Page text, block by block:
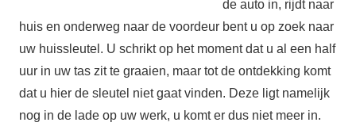
de auto in, rijdt naar
huis en onderweg naar de voordeur bent u op zoek naar
uw huissleutel. U schrikt op het moment dat u al een half
uur in uw tas zit te graaien, maar tot de ontdekking komt
dat u hier de sleutel niet gaat vinden. Deze ligt namelijk
nog in de lade op uw werk, u komt er dus niet meer in.